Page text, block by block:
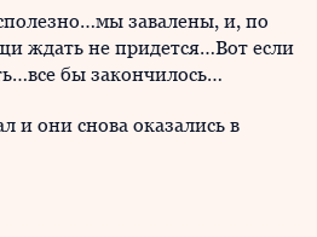
завалены, и, по
ждать не придется…Вот если
бы закончилось…
и они снова оказались в